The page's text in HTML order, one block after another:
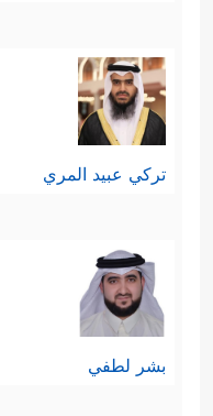
تركي عبيد المري
بشر لطفي